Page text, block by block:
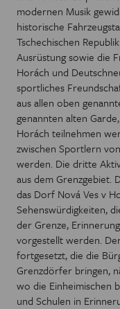
modernen Musik
historische
Tschechischen
Ausrüstung sowie die
Horách und
sportliches
aus allen oben
genannten alten
Horách teilnehmen
zwischen Sportlern
werden. Die dritte
aus dem Grenzgebiet.
das Dorf Nová Ves v
Sehenswürdigkeiten,
der Grenze,
vorgestellt werden.
fortgesetzt, die die
Grenzdörfer bringen,
wo die Einheimischen
und Schulen in